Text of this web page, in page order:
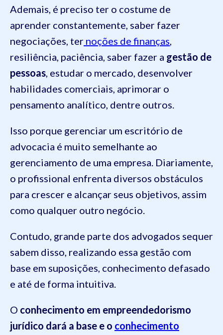
Ademais, é preciso ter o costume de
aprender constantemente, saber fazer
negociações, ter noções de finanças,
resiliência, paciência, saber fazer a gestão de
pessoas, estudar o mercado, desenvolver
habilidades comerciais, aprimorar o
pensamento analítico, dentre outros.
Isso porque gerenciar um escritório de
advocacia é muito semelhante ao
gerenciamento de uma empresa. Diariamente,
o profissional enfrenta diversos obstáculos
para crescer e alcançar seus objetivos, assim
como qualquer outro negócio.
Contudo, grande parte dos advogados sequer
sabem disso, realizando essa gestão com
base em suposições, conhecimento defasado
e até de forma intuitiva.
O conhecimento em empreendedorismo
jurídico dará a base e o conhecimento